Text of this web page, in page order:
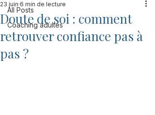
All Posts
Coaching adultes
Doute de soi : comment
retrouver confiance pas à
pas ?
23 juin 6 min de lecture